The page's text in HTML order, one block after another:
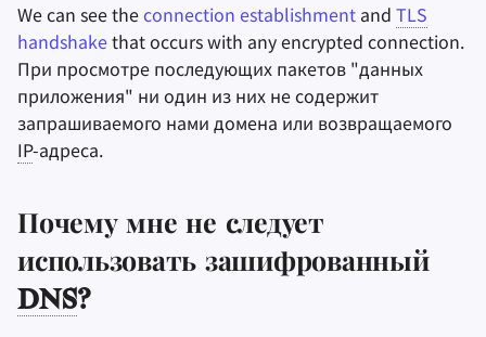
We can see theconnection establishment and TLS
handshakethat occurs with any encrypted connection.
При просмотре последующих пакетов "данных
приложения" ни один из них не содержит
запрашиваемого нами домена или возвращаемого
IP-адреса.
Почему мнене следует
использовать зашифрованный
DNS?